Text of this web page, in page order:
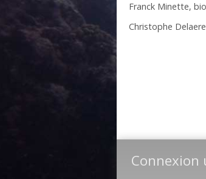
Franck Minette,
Christophe